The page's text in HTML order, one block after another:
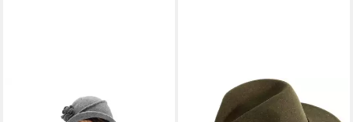
HALSÜBERKOPF ACCESSOIRES
Filzhut Kappe Hut aus 100%
LA CHASSE®
Filzhut Rollhut aus 100%